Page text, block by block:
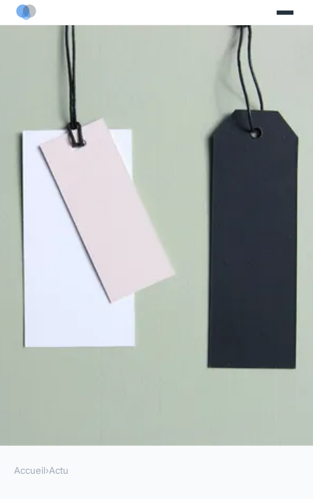
Accueil›Actu